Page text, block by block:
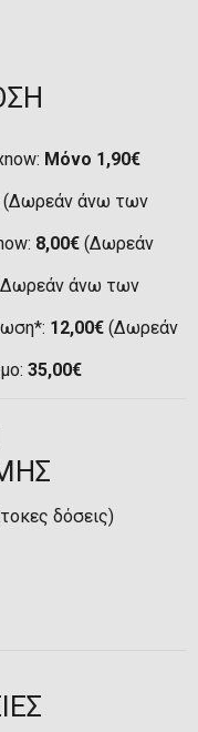
Μόνο 1,90€
(Δωρεάν άνω των
8,00€ (Δωρεάν
άνω των
12,00€ (Δωρεάν
35,00€
δόσεις)